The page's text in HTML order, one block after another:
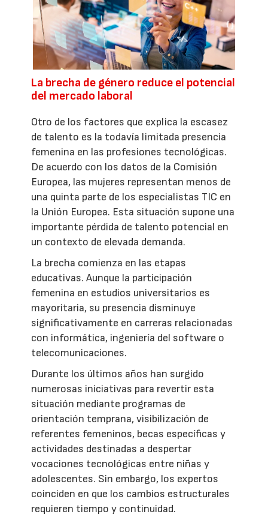
La brecha de género reduce el potencial
del mercado laboral
Otro de los factores que explica la escasez
de talento es la todavía limitada presencia
femenina en las profesiones tecnológicas.
De acuerdo con los datos de la Comisión
Europea, las mujeres representan menos de
una quinta parte de los especialistas TIC en
la Unión Europea. Esta situación supone una
importante pérdida de talento potencial en
un contexto de elevada demanda.
La brecha comienza en las etapas
educativas. Aunque la participación
femenina en estudios universitarios es
mayoritaria, su presencia disminuye
significativamente en carreras relacionadas
con informática, ingeniería del software o
telecomunicaciones.
Durante los últimos años han surgido
numerosas iniciativas para revertir esta
situación mediante programas de
orientación temprana, visibilización de
referentes femeninos, becas específicas y
actividades destinadas a despertar
vocaciones tecnológicas entre niñas y
adolescentes. Sin embargo, los expertos
coinciden en que los cambios estructurales
requieren tiempo y continuidad.